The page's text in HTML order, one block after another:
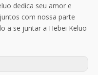
dedica seu amor e
com nossa parte
a se juntar a Hebei Keluo